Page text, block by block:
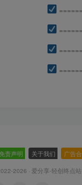
责声明 关于我们 广告
2026 · 爱分享-轻创终点